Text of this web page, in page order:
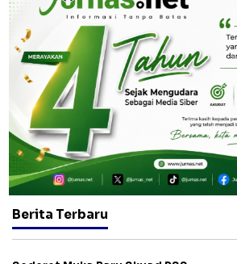
Berita Terbaru